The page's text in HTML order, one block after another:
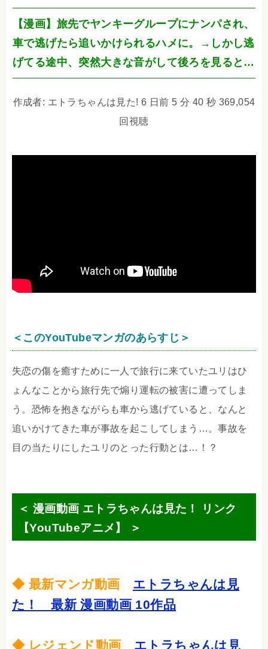
【漫画】旅先でヤンキーグループにナンパされ、
車で逃げたら追いかけられるハメに。→しかし逃
げてる途中、突然大きな音がして後ろを見ると…
作成者: エトラちゃんは見た! 6 日前 5 分 40 秒 369,054
回視聴
＜このYouTubeマンガのあらすじ＞
失恋の傷を癒すために一人で旅行に来ていたユリはひ
ょんなことから旅行先で煽り運転の被害に遭ってしま
う。恐怖を抱きながらも車から逃げていると、なんと
追いかけてきた車が事故を起こしてしまう…。事故を
目の当たりにしたユリのとった行動とは…！？
＜ 漫画動画 エトラちゃんは見た！ リンク
【YouTubeアニメ】 ＞
◆ 最新マンガ動画 エトラちゃんは見
た！ 最新 漫画動画 10作品
◆ レジェンド動画 エトラちゃんは見